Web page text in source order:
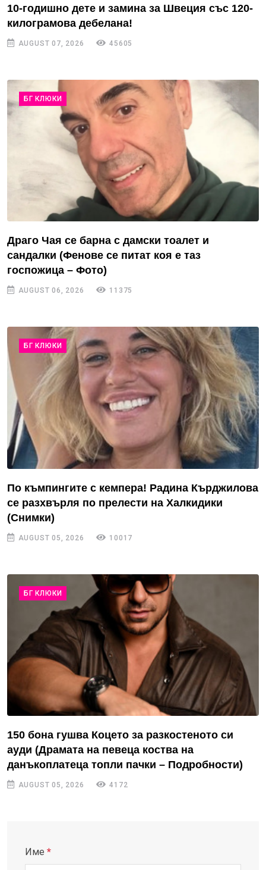
10-годишно дете и замина за Швеция със 120-
килограмова дебелана!
AUGUST 07, 2026 45605
БГ КЛЮКИ
Драго Чая се барна с дамски тоалет и
сандалки (Фенове се питат коя е таз
госпожица – Фото)
AUGUST 06, 2026 11375
БГ КЛЮКИ
По къмпингите с кемпера! Радина Кърджилова
се разхвърля по прелести на Халкидики
(Снимки)
AUGUST 05, 2026 10017
БГ КЛЮКИ
150 бона гушва Коцето за разкостеното си
ауди (Драмата на певеца коства на
данъкоплатеца топли пачки – Подробности)
AUGUST 05, 2026 4172
Име *